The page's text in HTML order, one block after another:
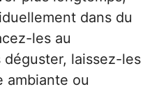
dans du
les au
laissez-les
ambiante ou